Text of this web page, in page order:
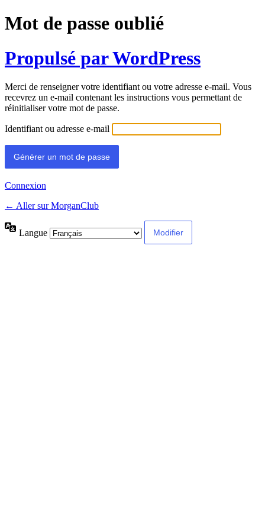
Mot de passe oublié
Propulsé par WordPress
Merci de renseigner votre identifiant ou votre adresse e-mail. Vous
recevrez un e-mail contenant les instructions vous permettant de
réinitialiser votre mot de passe.
Identifiant ou adresse e-mail
Connexion
← Aller sur MorganClub
Langue